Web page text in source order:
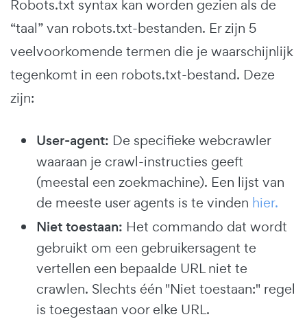
Robots.txt syntax kan worden gezien als de
“taal” van robots.txt-bestanden. Er zijn 5
veelvoorkomende termen die je waarschijnlijk
tegenkomt in een robots.txt-bestand. Deze
zijn:
User-agent: De specifieke webcrawler
waaraan je crawl-instructies geeft
(meestal een zoekmachine). Een lijst van
de meeste user agents is te vinden hier.
Niet toestaan: Het commando dat wordt
gebruikt om een gebruikersagent te
vertellen een bepaalde URL niet te
crawlen. Slechts één "Niet toestaan:" regel
is toegestaan voor elke URL.